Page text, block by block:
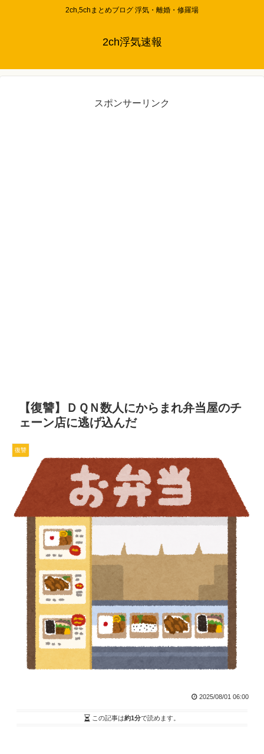
2ch,5chまとめブログ 浮気・離婚・修羅場
2ch浮気速報
スポンサーリンク
【復讐】ＤＱＮ数人にからまれ弁当屋のチ
ェーン店に逃げ込んだ
復讐
2025/08/01 06:00
この記事は約1分で読めます。